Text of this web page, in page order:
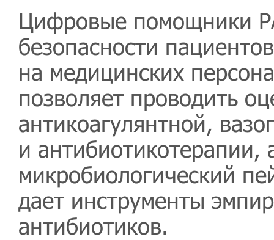
Цифровые помощники
безопасности
на медицинских
позволяет проводить
антикоагулянтной,
и антибиотикотерапии,
микробиологический
дает инструменты
антибиотиков.